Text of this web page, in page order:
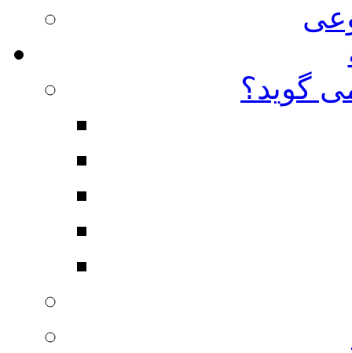
گوید؟